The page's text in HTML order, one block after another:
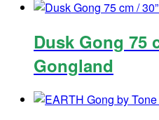
Dusk Gong 75
Gongland